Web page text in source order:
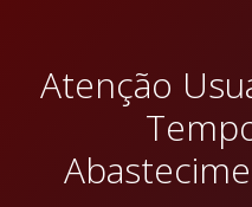
Atenção